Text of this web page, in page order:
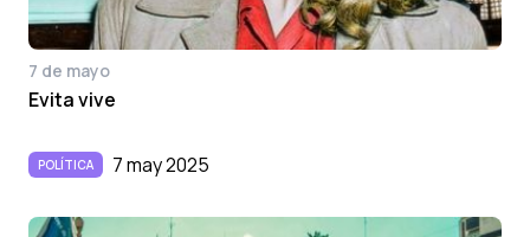
7 de mayo
Evita vive
POLÍTICA 7 may 2025